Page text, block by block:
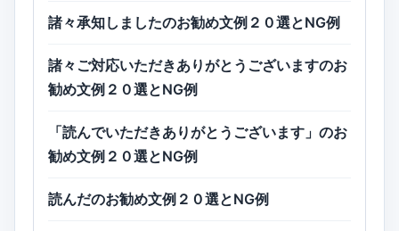
諸々承知しましたのお勧め文例２０選とNG例
諸々ご対応いただきありがとうございますのお
勧め文例２０選とNG例
「読んでいただきありがとうございます」のお
勧め文例２０選とNG例
読んだのお勧め文例２０選とNG例